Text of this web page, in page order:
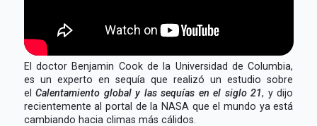
El doctor Benjamin Cook de la Universidad de Columbia,
es un experto en sequía que realizó un estudio sobre
elCalentamiento global y las sequías en el siglo 21, y dijo
recientemente al portal de la NASA que el mundo ya está
cambiando hacia climas más cálidos.